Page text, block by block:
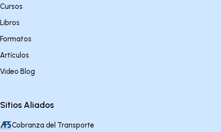
Cursos
Libros
Formatos
Artículos
Video Blog
Sitios Aliados
Cobranza del Transporte